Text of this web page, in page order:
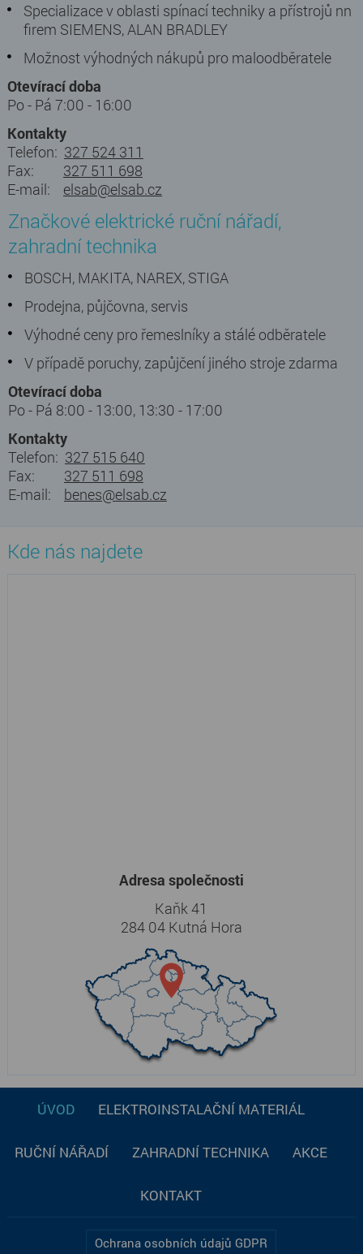
Specializace v oblasti spínací techniky a přístrojů nn
firem SIEMENS, ALAN BRADLEY
Možnost výhodných nákupů pro maloodběratele
Otevírací doba
Po - Pá 7:00 - 16:00
Kontakty
Telefon: 327 524 311
Fax: 327 511 698
E-mail: elsab@elsab.cz
Značkové elektrické ruční nářadí,
zahradní technika
BOSCH, MAKITA, NAREX, STIGA
Prodejna, půjčovna, servis
Výhodné ceny pro řemeslníky a stálé odběratele
V případě poruchy, zapůjčení jiného stroje zdarma
Otevírací doba
Po - Pá 8:00 - 13:00, 13:30 - 17:00
Kontakty
Telefon: 327 515 640
Fax: 327 511 698
E-mail: benes@elsab.cz
Kde nás najdete
Adresa společnosti
Kaňk 41
284 04 Kutná Hora
ÚVOD ELEKTROINSTALAČNÍ MATERIÁL
RUČNÍ NÁŘADÍ ZAHRADNÍ TECHNIKA AKCE
KONTAKT
Ochrana osobních údajů GDPR